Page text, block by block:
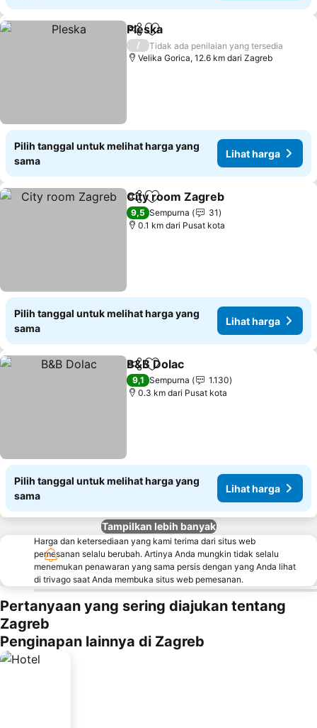
BagikanTambahkan ke favorit
Pleska
/
Tidak ada penilaian yang tersedia
Velika Gorica, 12.6 km dari Zagreb
Pilih tanggal untuk melihat harga yang
sama
Lihat harga
BagikanTambahkan ke favorit
City room Zagreb
9,5 Sempurna
31
0.1 km dari Pusat kota
Pilih tanggal untuk melihat harga yang
sama
Lihat harga
BagikanTambahkan ke favorit
B&B Dolac
9,1 Sempurna
1.130
0.3 km dari Pusat kota
Pilih tanggal untuk melihat harga yang
sama
Lihat harga
Tampilkan lebih banyak
Harga dan ketersediaan yang kami terima dari situs web
pemesanan selalu berubah. Artinya Anda mungkin tidak selalu
menemukan penawaran yang sama persis dengan yang Anda lihat
di trivago saat Anda membuka situs web pemesanan.
Pertanyaan yang sering diajukan tentang
Zagreb
Penginapan lainnya di Zagreb